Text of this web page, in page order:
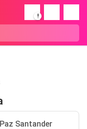
!
Santander